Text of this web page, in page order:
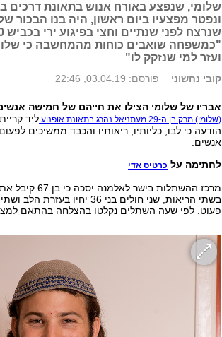
ונפטר מפצעיו ביום ראשון, היה בנו הבכור
"כמשפחה שואבים כוחות מהמחשבה כי
ועזר למי שנזקק לו"
קובי נחשוני פורסם: 03.04.19, 22:46
אבריו של שלומי הצילו את חייהם של חמישה
(שלומי) מרק בן ה-29 מעתניאל נהרג בתאונת אופנוע
ליד
הודעה כי לבו, כליותיו, ריאותיו והכבד ממשיכים
אנשים.
לחתימה על כרטיס אדי
בשתי הריאות, שני חולים בני 36
פעוט. לפי שעה השתלים נקלטו בהצלחה בהתאם